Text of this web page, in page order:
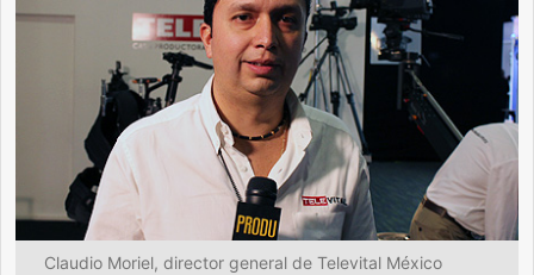
Claudio Moriel, director general de Televital México